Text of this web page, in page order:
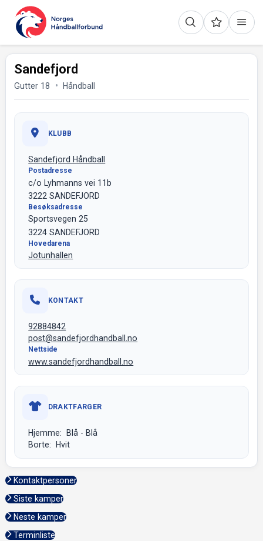
Sandefjord
Gutter 18 Håndball
KLUBB
Sandefjord Håndball
Postadresse
c/o Lyhmanns vei 11b
3222 SANDEFJORD
Besøksadresse
Sportsvegen 25
3224 SANDEFJORD
Hovedarena
Jotunhallen
KONTAKT
92884842
post@sandefjordhandball.no
Nettside
www.sandefjordhandball.no
DRAKTFARGER
Hjemme: Blå - Blå
Borte: Hvit
Kontaktpersoner
Siste kamper
Neste kamper
Terminliste